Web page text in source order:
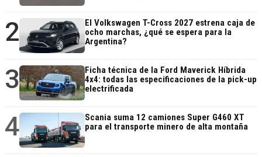
2
El Volkswagen T-Cross 2027 estrena caja de
ocho marchas, ¿qué se espera para la
Argentina?
3
Ficha técnica de la Ford Maverick Híbrida
4x4: todas las especificaciones de la pick-up
electrificada
4
Scania suma 12 camiones Super G460 XT
para el transporte minero de alta montaña